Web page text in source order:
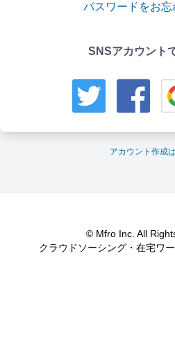
パスワードをお忘
SNSアカウント
アカウント作成
© Mfro Inc. All
クラウドソーシング・在宅ワ